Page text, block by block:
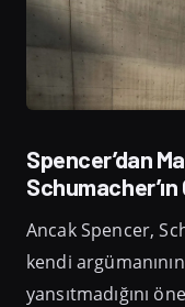
Spencer’dan
Schumacher’ın
Ancak Spencer,
kendi
yansıtmadığını